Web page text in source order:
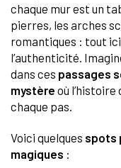
chaque mur est un
pierres, les arches
romantiques : tout
l’authenticité.
dans ces passages
mystère où
chaque pas.
Voici quelques spots
magiques :